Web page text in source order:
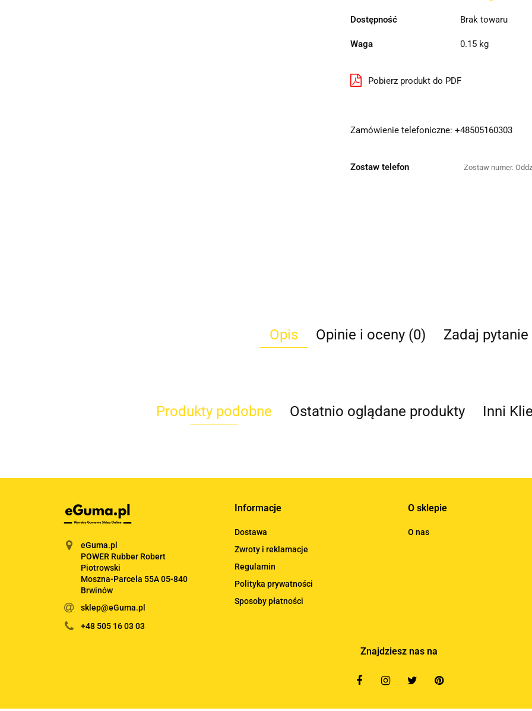
Dostępność Brak towaru
Waga 0.15 kg
Pobierz produkt do PDF
Zamówienie telefoniczne: +48505160303
Zostaw telefon
Opis Opinie i oceny (0) Zadaj pytanie
Produkty podobne Ostatnio oglądane produkty Inni
eGuma.pl
POWER Rubber Robert
Piotrowski
Moszna-Parcela 55A 05-840
Brwinów
sklep@eGuma.pl
+48 505 16 03 03
Informacje
Dostawa
Zwroty i reklamacje
Regulamin
Polityka prywatności
Sposoby płatności
O sklepie
O nas
Znajdziesz nas na